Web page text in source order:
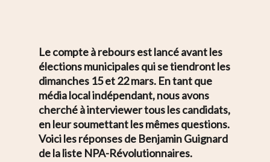
Le compte à rebours est lancé avant les
élections municipales qui se tiendront les
dimanches 15 et 22 mars. En tant que
média local indépendant, nous avons
cherché à interviewer tous les candidats,
en leur soumettant les mêmes questions.
Voici les réponses de Benjamin Guignard
de la liste NPA-Révolutionnaires.